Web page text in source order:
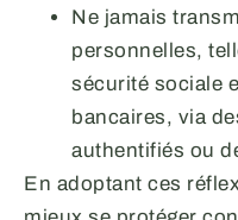
Ne jamais
personnelles,
sécurité sociale
bancaires, via
authentifiés ou
En adoptant ces